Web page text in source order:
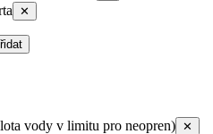
✕
vody v limitu pro neopren) ✕